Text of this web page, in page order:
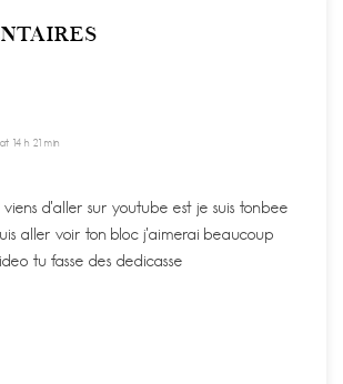
14 h 21 min
d’aller sur youtube est je suis tonbee
aller voir ton bloc j’aimerai beaucoup
tu fasse des dedicasse